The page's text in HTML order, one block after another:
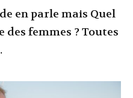
en parle mais Quel
des femmes ? Toutes